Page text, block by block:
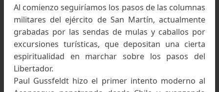
Ubicación mapa de Argentina que abarca las
de San Juan y Mendoza
Historia y geografía: el